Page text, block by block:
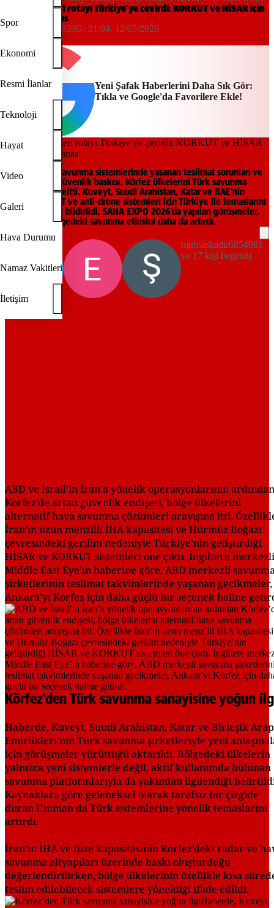
Spor
Ekonomi
Resmi İlanlar
Teknoloji
Hayat
Video
Galeri
Hava Durumu
Namaz Vakitleri
İletişim
peş peşe temas
Körfez ülkeleri rotayı Türkiye’ye çevirdi: KORKUT ve HİSAR için
peş peşe temas
20:55, 12/05/2026G: 21:04, 12/05/2026
Yeni Şafak Haberlerini Daha Sık Gör:
Tıkla ve Google'da Favorilere Ekle!
ABD’nin hava savunma sistemlerinde yaşanan teslimat sorunları ve
İran kaynaklı güvenlik baskısı, Körfez ülkelerini Türk savunma
sanayisine yöneltti. Kuveyt, Suudi Arabistan, Katar ve BAE’nin
HİSAR, KORKUT ve anti-drone sistemleri için Türkiye ile temaslarını
yoğunlaştırdığı bildirildi. SAHA EXPO 2026’da yapılan görüşmeler,
Ankara’nın bölgedeki savunma etkisini daha da artırdı.
muhsinkadir6854081
ve 17 kişi beğendi
ABD ve İsrail’in İran’a yönelik operasyonlarının ardından
Körfez’de artan güvenlik endişesi, bölge ülkelerini
alternatif hava savunma çözümleri arayışına itti.
İran’ın uzun menzilli İHA kapasitesi ve Hürmüz Boğazı
çevresindeki gerilim nedeniyle Türkiye’nin geliştirdiği
HİSAR ve KORKUT sistemleri öne çıktı. İngiltere merkezli
Middle East Eye’ın haberine göre, ABD merkezli
şirketlerinin teslimat takvimlerinde yaşanan gecikmeler,
Ankara’yı Körfez için daha güçlü bir seçenek haline
Körfez’den Türk savunma sanayisine yoğun
Haberde, Kuveyt, Suudi Arabistan, Katar ve Birleşik Arap
Emirlikleri’nin Türk savunma şirketleriyle yeni
için görüşmeler yürüttüğü aktarıldı. Bölgedeki ülkelerin
yalnızca yeni sistemlerle değil, aktif kullanımda bulunan
savunma platformlarıyla da yakından ilgilendiği
Kaynaklara göre geleneksel olarak tarafsız bir çizgide
duran Umman da Türk sistemlerine yönelik temaslarını
artırdı.
İran’ın İHA ve füze kapasitesinin Körfez’deki radar ve
savunma altyapıları üzerinde baskı oluşturduğu
değerlendirilirken, bölge ülkelerinin özellikle kısa
teslim edilebilecek sistemlere yöneldiği ifade edildi.